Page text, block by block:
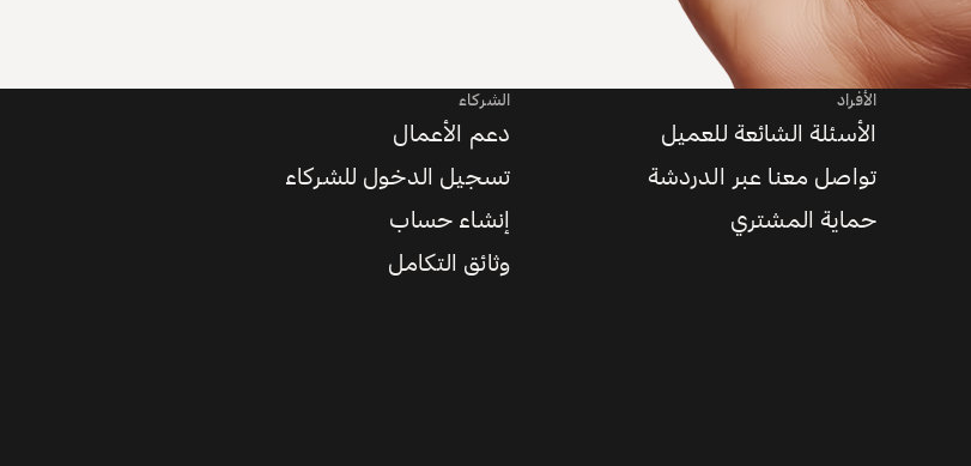
الأفراد
الأسئلة الشائعة للعميل
تواصل معنا عبر الدردشة
حماية المشتري
الشركاء
دعم الأعمال
تسجيل الدخول للشركاء
إنشاء حساب
وثائق التكامل